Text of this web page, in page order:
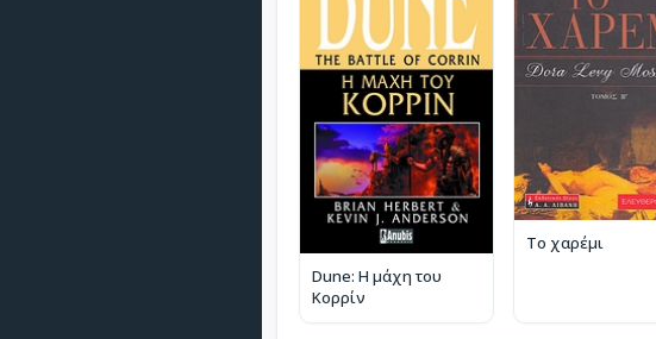
Dune: Η μάχη του
Κορρίν
Το χαρέμι